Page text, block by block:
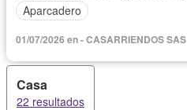
Aparcadero
01/07/2026 en - CASARRIENDOS SAS
Casa
22 resultados